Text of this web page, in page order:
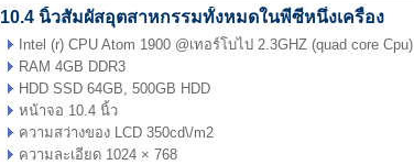
10.4 นิ้วสัมผัสอุตสาหกรรมทั้งหมดในพีซีหนึ่งเครื่อง
Intel (r) CPU Atom 1900 @เทอร์โบไป 2.3GHZ (quad core Cpu)
RAM 4GB DDR3
HDD SSD 64GB, 500GB HDD
หน้าจอ 10.4 นิ้ว
ความสว่างของ LCD 350cd\/m2
ความละเอียด 1024 × 768